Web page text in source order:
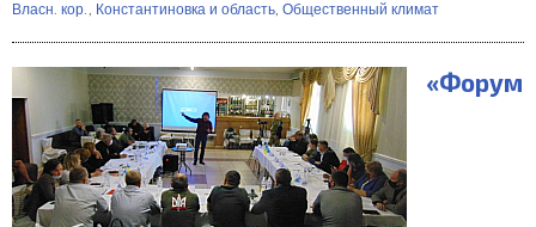
Власн. кор. , Константиновка и область, Общественный климат
«Форум